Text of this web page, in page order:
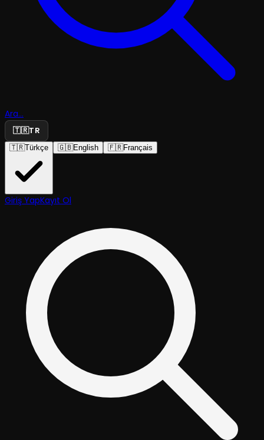
Ara...
🇹🇷TR
🇹🇷Türkçe 🇬🇧English 🇫🇷Français
Giriş YapKayıt Ol